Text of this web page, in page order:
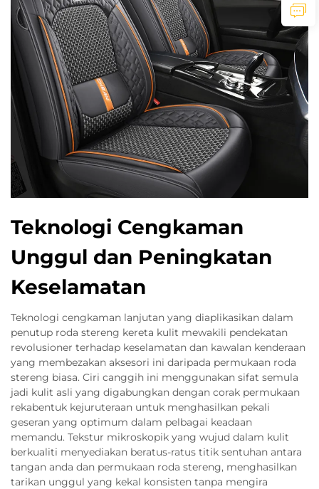
Teknologi Cengkaman
Unggul dan Peningkatan
Keselamatan
Teknologi cengkaman lanjutan yang diaplikasikan dalam
penutup roda stereng kereta kulit mewakili pendekatan
revolusioner terhadap keselamatan dan kawalan kenderaan
yang membezakan aksesori ini daripada permukaan roda
stereng biasa. Ciri canggih ini menggunakan sifat semula
jadi kulit asli yang digabungkan dengan corak permukaan
rekabentuk kejuruteraan untuk menghasilkan pekali
geseran yang optimum dalam pelbagai keadaan
memandu. Tekstur mikroskopik yang wujud dalam kulit
berkualiti menyediakan beratus-ratus titik sentuhan antara
tangan anda dan permukaan roda stereng, menghasilkan
tarikan unggul yang kekal konsisten tanpa mengira